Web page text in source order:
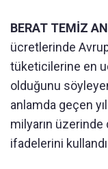
BERAT TEMİZ
ücretlerinde
tüketicilerine en
olduğunu
anlamda geçen
milyarın
ifadelerini